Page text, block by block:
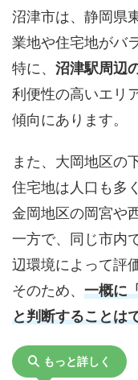
沼津市は、静岡県
業地や住宅地がバ
特に、 沼津駅周辺
利便性の高いエリ
傾向にあります。
また、大岡地区の
住宅地は人口も多
金岡地区の岡宮や
一方で、同じ市内
辺環境によって評
そのため、 一概に
と判断することは
もっと詳しく